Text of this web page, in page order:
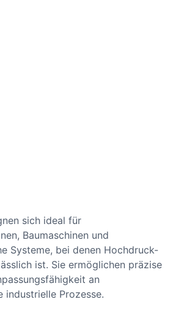
sich ideal für
Baumaschinen und
Systeme, bei denen Hochdruck-
ist. Sie ermöglichen präzise
an
industrielle Prozesse.